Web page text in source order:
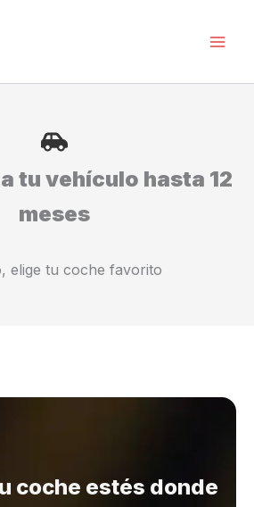
tu vehículo hasta 12
meses
elige tu coche favorito
coche estés donde